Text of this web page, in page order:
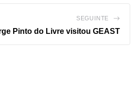
SEGUINTE
Pinto do Livre visitou GEAST